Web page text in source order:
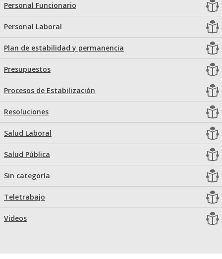
Personal Funcionario
Personal Laboral
Plan de estabilidad y permanencia
Presupuestos
Procesos de Estabilización
Resoluciones
Salud Laboral
Salud Pública
Sin categoría
Teletrabajo
Videos